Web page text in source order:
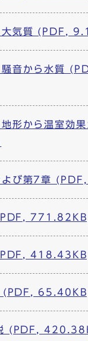
気質 (PDF,
音から水質
形から温室効
よび第7章
(PDF,
(PDF,